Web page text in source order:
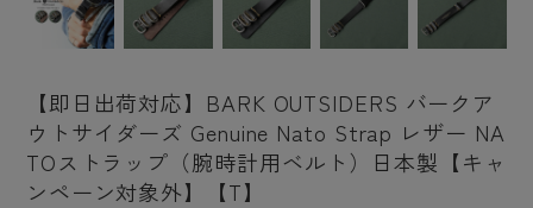
【即日出荷対応】BARK OUTSIDERS バークア
ウトサイダーズ Genuine Nato Strap レザー NA
TOストラップ（腕時計用ベルト）日本製【キャ
ンペーン対象外】【T】